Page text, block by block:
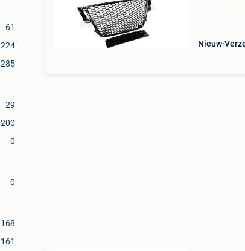
61
224
285
29
200
0
0
168
161
Nieuw